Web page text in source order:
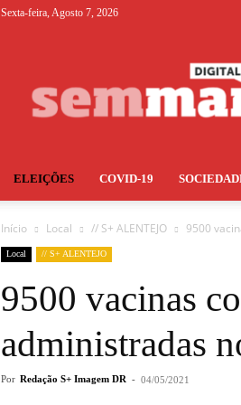
Sexta-feira, Agosto 7, 2026
ELEIÇÕES COVID-19
Início Local // S+ ALENTEJO 9500
Local // S+ ALENTEJO
9500 vacinas
administradas
Por Redação S+ Imagem DR - 04/05/2021